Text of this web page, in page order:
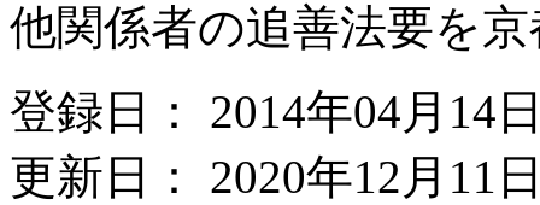
他関係者の追善法要を
登録日： 2014年04月14
更新日： 2020年12月11